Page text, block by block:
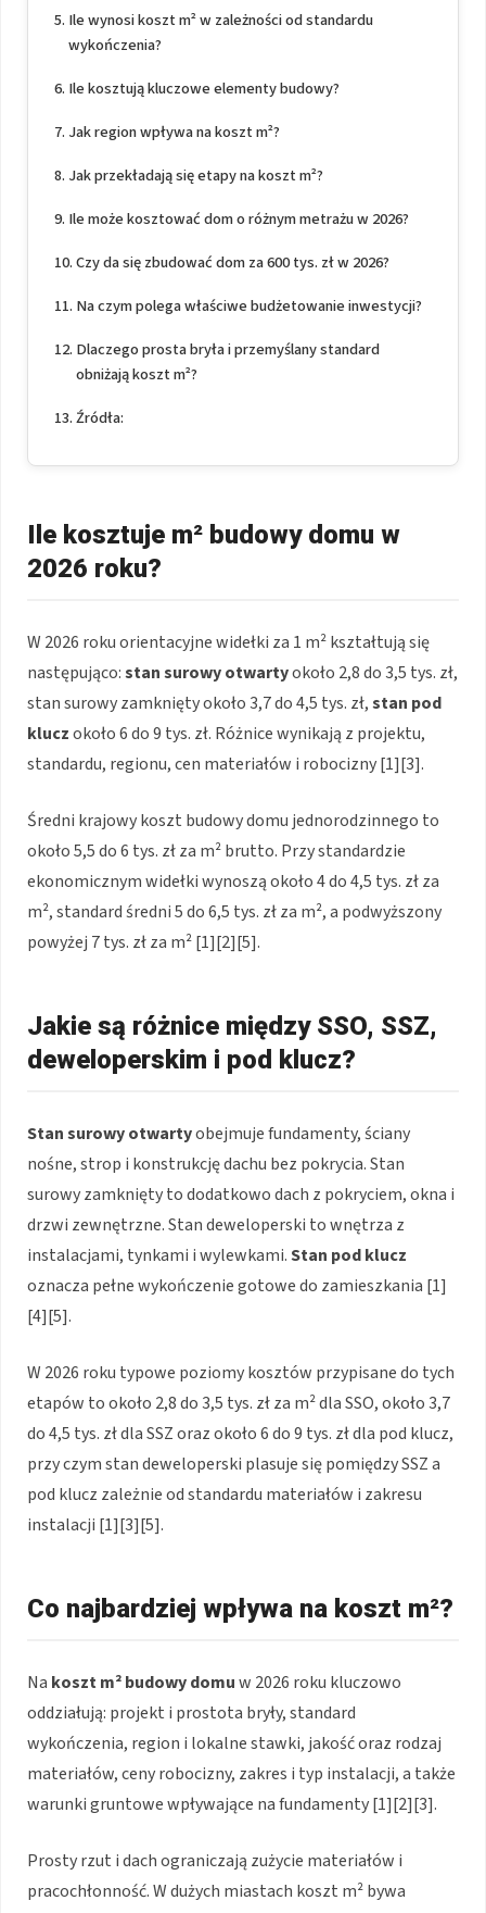
Ile wynosi koszt m² w zależności od standardu
wykończenia?
Ile kosztują kluczowe elementy budowy?
Jak region wpływa na koszt m²?
Jak przekładają się etapy na koszt m²?
Ile może kosztować dom o różnym metrażu w 2026?
Czy da się zbudować dom za 600 tys. zł w 2026?
Na czym polega właściwe budżetowanie inwestycji?
Dlaczego prosta bryła i przemyślany standard
obniżają koszt m²?
Źródła:
Ile kosztuje m² budowy domu w
2026 roku?
W 2026 roku orientacyjne widełki za 1 m² kształtują się
następująco:stan surowy otwartyokoło 2,8 do 3,5 tys. zł,
stan surowy zamknięty około 3,7 do 4,5 tys. zł,stan pod
kluczokoło 6 do 9 tys. zł. Różnice wynikają z projektu,
standardu, regionu, cen materiałów i robocizny [1][3].
Średni krajowy koszt budowy domu jednorodzinnego to
około 5,5 do 6 tys. zł za m² brutto. Przy standardzie
ekonomicznym widełki wynoszą około 4 do 4,5 tys. zł za
m², standard średni 5 do 6,5 tys. zł za m², a podwyższony
powyżej 7 tys. zł za m² [1][2][5].
Jakie są różnice między SSO, SSZ,
deweloperskim i pod klucz?
Stan surowy otwartyobejmuje fundamenty, ściany
nośne, strop i konstrukcję dachu bez pokrycia. Stan
surowy zamknięty to dodatkowo dach z pokryciem, okna i
drzwi zewnętrzne. Stan deweloperski to wnętrza z
instalacjami, tynkami i wylewkami.Stan pod klucz
oznacza pełne wykończenie gotowe do zamieszkania [1]
[4][5].
W 2026 roku typowe poziomy kosztów przypisane do tych
etapów to około 2,8 do 3,5 tys. zł za m² dla SSO, około 3,7
do 4,5 tys. zł dla SSZ oraz około 6 do 9 tys. zł dla pod klucz,
przy czym stan deweloperski plasuje się pomiędzy SSZ a
pod klucz zależnie od standardu materiałów i zakresu
instalacji [1][3][5].
Co najbardziej wpływa na koszt m²?
Na koszt m² budowy domuw 2026 roku kluczowo
oddziałują: projekt i prostota bryły, standard
wykończenia, region i lokalne stawki, jakość oraz rodzaj
materiałów, ceny robocizny, zakres i typ instalacji, a także
warunki gruntowe wpływające na fundamenty [1][2][3].
Prosty rzut i dach ograniczają zużycie materiałów i
pracochłonność. W dużych miastach koszt m² bywa